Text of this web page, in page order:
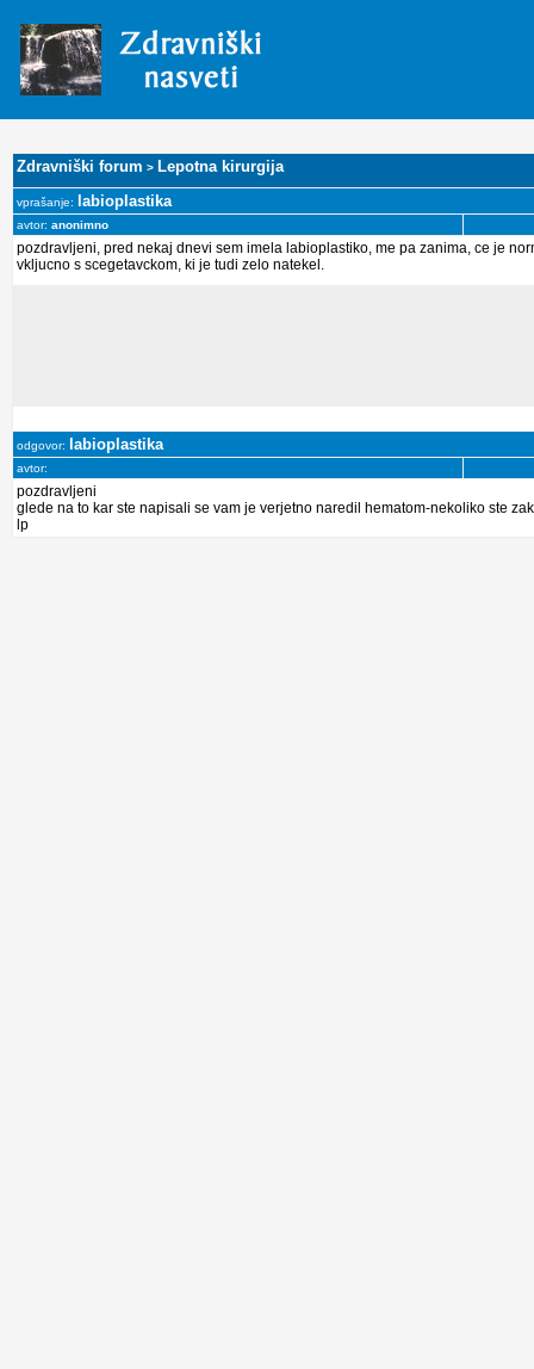
Zdravniški forum > Lepotna kirurgija
vprašanje: labioplastika
avtor: anonimno
pozdravljeni, pred nekaj dnevi sem imela labioplastiko, me pa zanima, ce je
vkljucno s scegetavckom, ki je tudi zelo natekel.
odgovor: labioplastika
avtor:
pozdravljeni
glede na to kar ste napisali se vam je verjetno naredil hematom-nekoliko ste
lp